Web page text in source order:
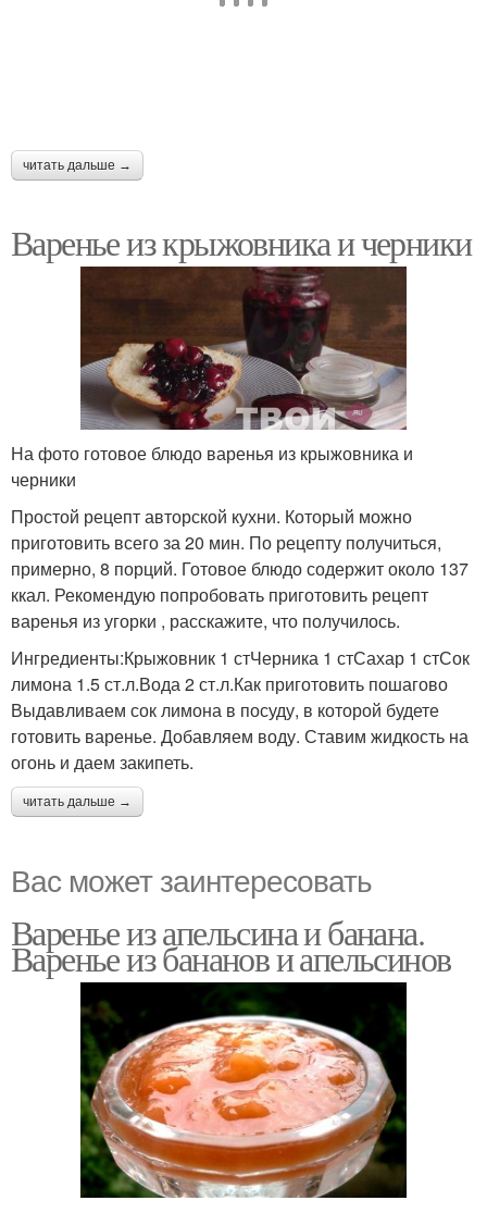
читать дальше →
Варенье из крыжовника и черники
На фото готовое блюдо варенья из крыжовника и
черники
Простой рецепт авторской кухни. Который можно
приготовить всего за 20 мин. По рецепту получиться,
примерно, 8 порций. Готовое блюдо содержит около 137
ккал. Рекомендую попробовать приготовить рецепт
варенья из угорки , расскажите, что получилось.
Ингредиенты:Крыжовник 1 стЧерника 1 стСахар 1 стСок
лимона 1.5 ст.л.Вода 2 ст.л.Как приготовить пошагово
Выдавливаем сок лимона в посуду, в которой будете
готовить варенье. Добавляем воду. Ставим жидкость на
огонь и даем закипеть.
читать дальше →
Вас может заинтересовать
Варенье из апельсина и банана.
Варенье из бананов и апельсинов